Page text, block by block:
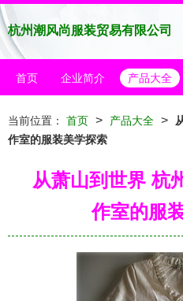
杭州潮风尚服装贸易有限公司
首页 企业简介 产品大全
当前位置： 首页 > 产品大全 >
作室的服装美学探索
从萧山到世界 杭
作室的服